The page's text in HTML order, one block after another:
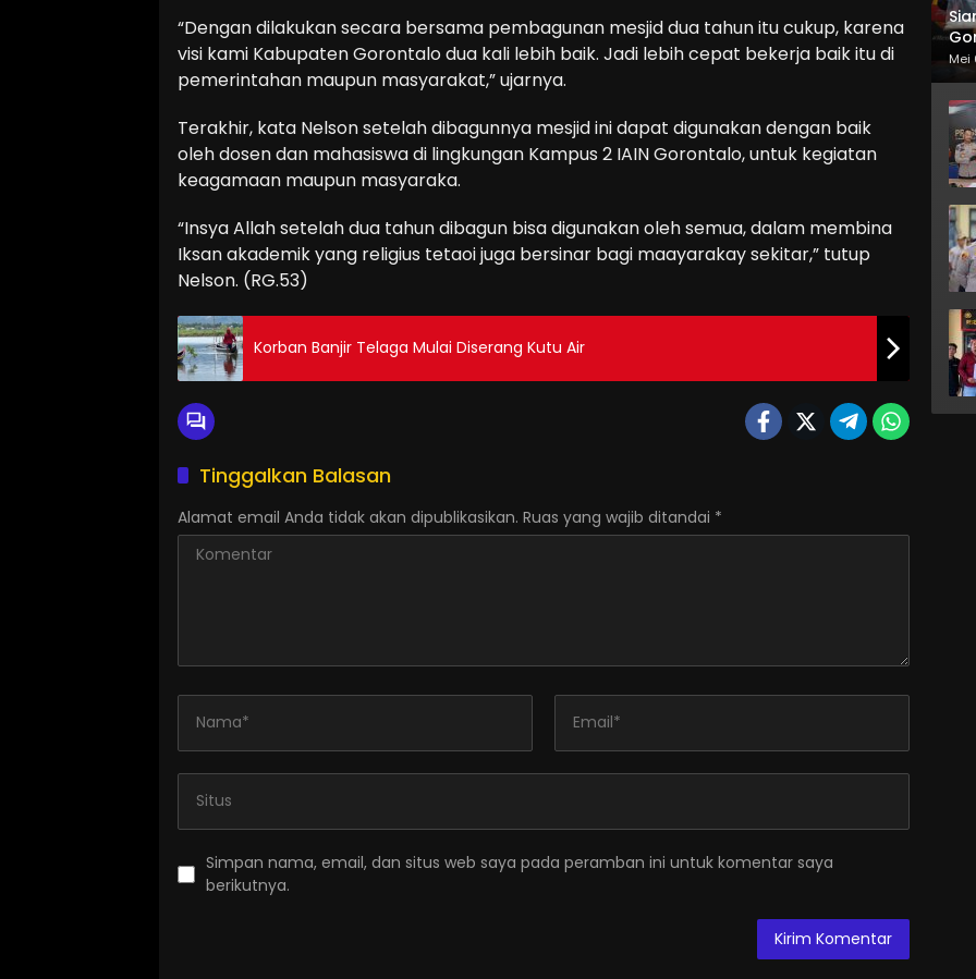
“Dengan dilakukan secara bersama pembagunan mesjid dua tahun itu cukup, karena
visi kami Kabupaten Gorontalo dua kali lebih baik. Jadi lebih cepat bekerja baik itu di
pemerintahan maupun masyarakat,” ujarnya.
Terakhir, kata Nelson setelah dibagunnya mesjid ini dapat digunakan dengan baik
oleh dosen dan mahasiswa di lingkungan Kampus 2 IAIN Gorontalo, untuk kegiatan
keagamaan maupun masyaraka.
“Insya Allah setelah dua tahun dibagun bisa digunakan oleh semua, dalam membina
Iksan akademik yang religius tetaoi juga bersinar bagi maayarakay sekitar,” tutup
Nelson. (RG.53)
Korban Banjir Telaga Mulai Diserang Kutu Air
Tinggalkan Balasan
Alamat email Anda tidak akan dipublikasikan. Ruas yang wajib ditandai *
Simpan nama, email, dan situs web saya pada peramban ini untuk komentar saya
berikutnya.
Mei